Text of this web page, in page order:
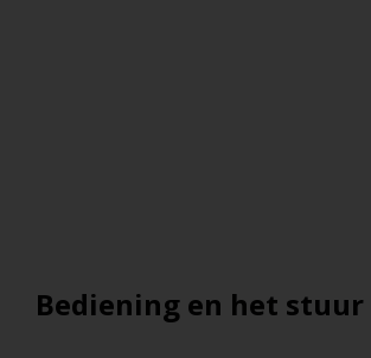
Bediening en het stuur